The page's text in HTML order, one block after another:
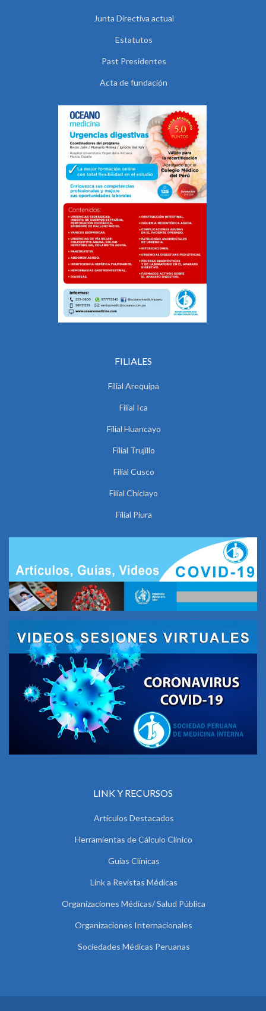
Junta Directiva actual
Estatutos
Past Presidentes
Acta de fundación
FILIALES
Filial Arequipa
Filial Ica
Filial Huancayo
Filial Trujillo
Filial Cusco
Filial Chiclayo
Filial Piura
LINK Y RECURSOS
Artículos Destacados
Herramientas de Cálculo Clínico
Guías Clínicas
Link a Revistas Médicas
Organizaciones Médicas/ Salud Pública
Organizaciones Internacionales
Sociedades Médicas Peruanas